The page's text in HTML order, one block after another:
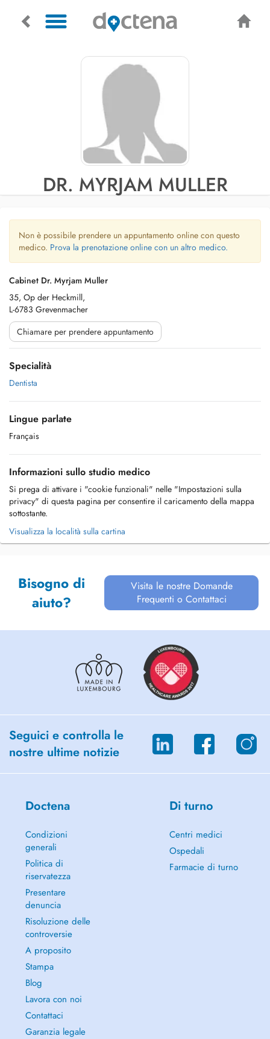
DR. MYRJAM MULLER
Non è possibile prendere un appuntamento online con questo
medico. Prova la prenotazione online con un altro medico.
Cabinet Dr. Myrjam Muller
35, Op der Heckmill,
L-6783 Grevenmacher
Chiamare per prendere appuntamento
Specialità
Dentista
Lingue parlate
Français
Informazioni sullo studio medico
Si prega di attivare i "cookie funzionali" nelle "Impostazioni sulla
privacy" di questa pagina per consentire il caricamento della mappa
sottostante.
Visualizza la località sulla cartina
Bisogno di
aiuto?
Visita le nostre Domande
Frequenti o Contattaci
Seguici e controlla le
nostre ultime notizie
Doctena
Condizioni
generali
Politica di
riservatezza
Presentare
denuncia
Risoluzione delle
controversie
A proposito
Stampa
Blog
Lavora con noi
Contattaci
Garanzia legale
Di turno
Centri medici
Ospedali
Farmacie di turno